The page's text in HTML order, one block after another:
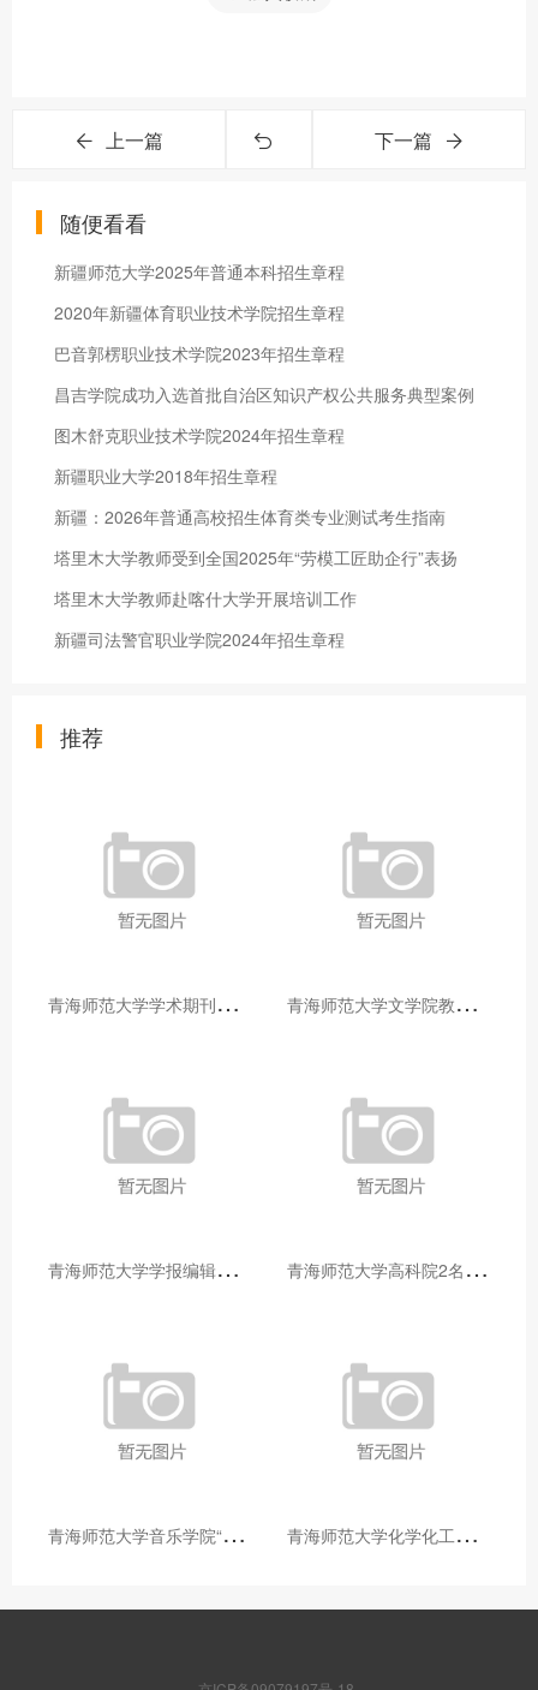
上一篇 下一篇
随便看看
新疆师范大学2025年普通本科招生章程
2020年新疆体育职业技术学院招生章程
巴音郭楞职业技术学院2023年招生章程
昌吉学院成功入选首批自治区知识产权公共服务典型案例
图木舒克职业技术学院2024年招生章程
新疆职业大学2018年招生章程
新疆：2026年普通高校招生体育类专业测试考生指南
塔里木大学教师受到全国2025年“劳模工匠助企行”表扬
塔里木大学教师赴喀什大学开展培训工作
新疆司法警官职业学院2024年招生章程
推荐
青
海师范大学学术期刊两个专栏入选2025年青海省期刊重点专栏 青
海师范大学文学院教师赴山东省相关高校和学术机构交流学习
青
海师范大学学报编辑部赴大通县城关镇上毛佰胜村开展帮扶慰问活动 青
海师范大学高科院2名专家当选中国科学院院士
青
海师范大学音乐学院“青舞华章”本科舞蹈专业中期汇报圆满落幕 青
海师范大学化学化工学院开展铸牢中华民族共同体意识大讲堂活动